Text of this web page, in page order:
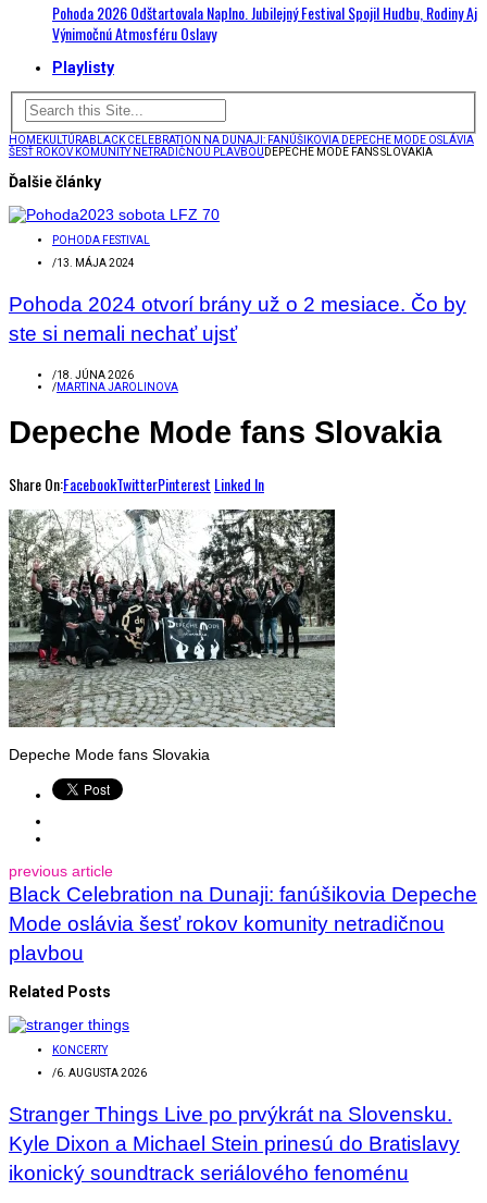
Pohoda 2026 Odštartovala Naplno. Jubilejný Festival Spojil Hudbu, Rodiny Aj
Výnimočnú Atmosféru Oslavy
Playlisty
HOMEKULTÚRABLACK CELEBRATION NA DUNAJI: FANÚŠIKOVIA DEPECHE MODE OSLÁVIA
ŠESŤ ROKOV KOMUNITY NETRADIČNOU PLAVBOU DEPECHE MODE FANS SLOVAKIA
Ďalšie články
POHODA FESTIVAL
/13. MÁJA 2024
Pohoda 2024 otvorí brány už o 2 mesiace. Čo by
ste si nemali nechať ujsť
/18. JÚNA 2026
/MARTINA JAROLINOVA
Depeche Mode fans Slovakia
Share On:FacebookTwitterPinterest Linked In
Depeche Mode fans Slovakia
previous article
Black Celebration na Dunaji: fanúšikovia Depeche
Mode oslávia šesť rokov komunity netradičnou
plavbou
Related Posts
KONCERTY
/6. AUGUSTA 2026
Stranger Things Live po prvýkrát na Slovensku.
Kyle Dixon a Michael Stein prinesú do Bratislavy
ikonický soundtrack seriálového fenoménu